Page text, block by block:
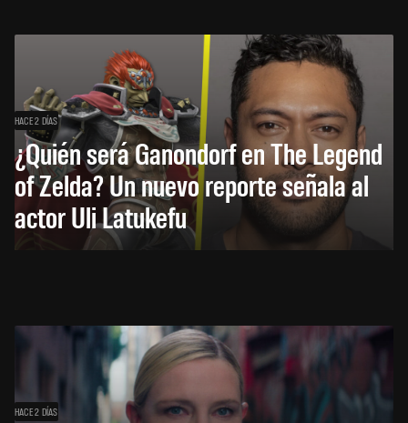
HACE 2 DÍAS
¿Quién será Ganondorf en The Legend
of Zelda? Un nuevo reporte señala al
actor Uli Latukefu
HACE 2 DÍAS